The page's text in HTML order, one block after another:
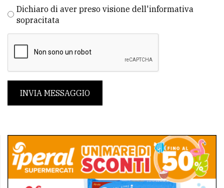
Dichiaro di aver preso visione dell'informativa
sopracitata
INVIA MESSAGGIO